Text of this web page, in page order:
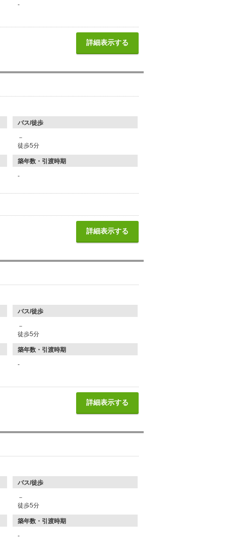
-
詳細表示する
バス/徒歩
－
徒歩5分
築年数・引渡時期
-
詳細表示する
バス/徒歩
－
徒歩5分
築年数・引渡時期
-
詳細表示する
バス/徒歩
－
徒歩5分
築年数・引渡時期
-